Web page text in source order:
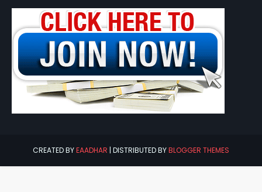
CREATED BYEAADHAR | DISTRIBUTED BYBLOGGER THEMES